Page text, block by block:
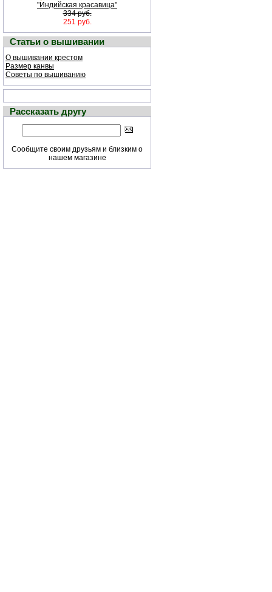
"Индийская красавица"
334 руб.
251 руб.
Статьи о вышивании
О вышивании крестом
Размер канвы
Советы по вышиванию
Рассказать другу
Сообщите своим друзьям и близким о
нашем магазине